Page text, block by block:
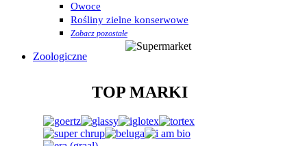
Owoce
Rośliny zielne konserwowe
Zobacz pozostałe
Zoologiczne
TOP MARKI